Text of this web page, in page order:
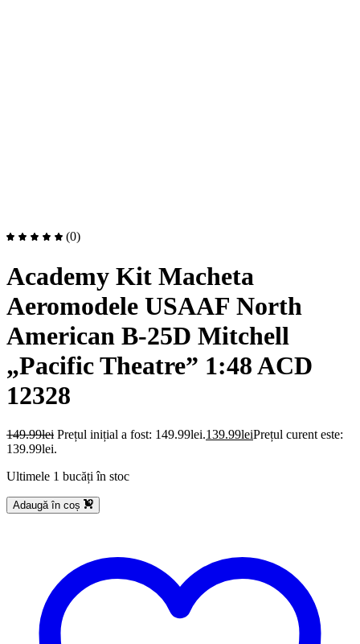
(0)
Academy Kit Macheta
Aeromodele USAAF North
American B-25D Mitchell
„Pacific Theatre” 1:48 ACD
12328
149.99lei Prețul inițial a fost: 149.99lei.139.99leiPrețul curent este:
139.99lei.
Ultimele 1 bucăți în stoc
Adaugă în coș